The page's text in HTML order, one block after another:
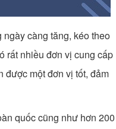
càng tăng, kéo theo
rất nhiều đơn vị cung cấp
được một đơn vị tốt, đảm
quốc cũng như hơn 200